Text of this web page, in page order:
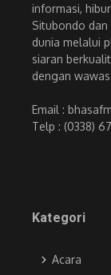
informasi,
Situbondo
dunia melalui
siaran
dengan
Email :
Telp : (0338)
Kategori
Acara